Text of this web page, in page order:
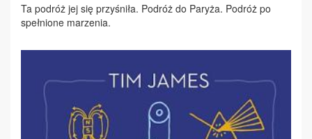
Ta po­dróż jej się przy­śni­ła. Po­dróż do Pa­ry­ża. Po­dróż po
speł­nio­ne ma­rze­nia.